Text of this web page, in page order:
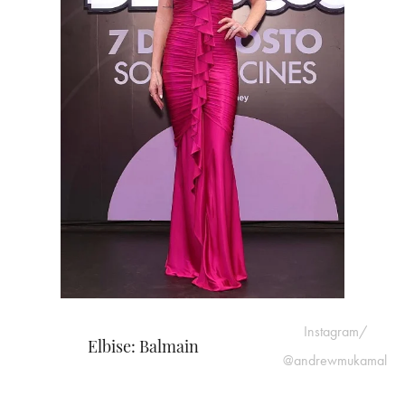
Elbise: Balmain
Instagram/
@andrewmukamal